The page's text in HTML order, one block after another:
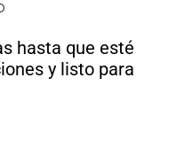
hasta que esté
y listo para